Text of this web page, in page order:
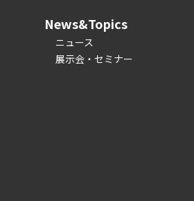
News&Topics
ニュース
展示会・セミナー